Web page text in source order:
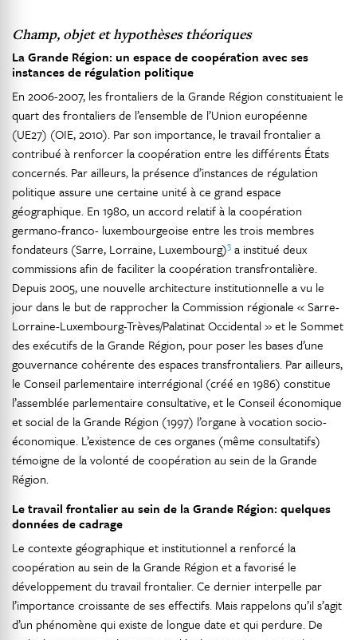
Champ, objet et hypothèses théoriques
La Grande Région: un espace de coopération avec ses
instances de régulation politique
En 2006-2007, les frontaliers de la Grande Région constituaient le
quart des frontaliers de l’ensemble de l’Union européenne
(UE27) (OIE, 2010). Par son importance, le travail frontalier a
contribué à renforcer la coopération entre les différents États
concernés. Par ailleurs, la présence d’instances de régulation
politique assure une certaine unité à ce grand espace
géographique. En 1980, un accord relatif à la coopération
germano-franco- luxembourgeoise entre les trois membres
fondateurs (Sarre, Lorraine, Luxembourg)3 a institué deux
commissions afin de faciliter la coopération transfrontalière.
Depuis 2005, une nouvelle architecture institutionnelle a vu le
jour dans le but de rapprocher la Commission régionale « Sarre-
Lorraine-Luxembourg-Trèves/Palatinat Occidental » et le Sommet
des exécutifs de la Grande Région, pour poser les bases d’une
gouvernance cohérente des espaces transfrontaliers. Par ailleurs,
le Conseil parlementaire interrégional (créé en 1986) constitue
l’assemblée parlementaire consultative, et le Conseil économique
et social de la Grande Région (1997) l’organe à vocation socio-
économique. L’existence de ces organes (même consultatifs)
témoigne de la volonté de coopération au sein de la Grande
Région.
Le travail frontalier au sein de la Grande Région: quelques
données de cadrage
Le contexte géographique et institutionnel a renforcé la
coopération au sein de la Grande Région et a favorisé le
développement du travail frontalier. Ce dernier interpelle par
l’importance croissante de ses effectifs. Mais rappelons qu’il s’agit
d’un phénomène qui existe de longue date et qui perdure. De